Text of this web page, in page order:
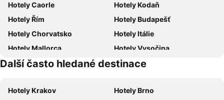
Hotely Caorle
Hotely Kodaň
Hotely Řím
Hotely Budapešť
Hotely Chorvatsko
Hotely Itálie
Hotely Mallorca
Hotely Vysočina
Hotely Istrie
Hotely Šumava
Další často hledané destinace
Hotely Krakov
Hotely Brno